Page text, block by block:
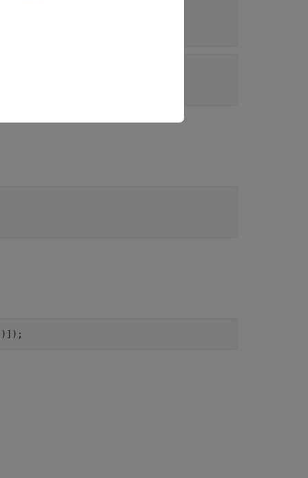
)]);